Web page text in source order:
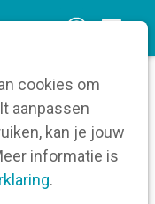
cookies om
aanpassen
kan je jouw
informatie is
.
n
m
Oost-